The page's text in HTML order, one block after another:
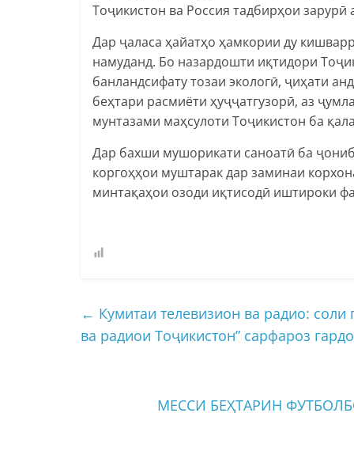
Тоҷикистон ва Россия тадбирҳои зарурӣ
Дар ҷаласа ҳайатҳо ҳамкории ду
намуданд. Бо назардошти иқтидори
банландсифату тозаи экологӣ, ҷиҳати
беҳтари расмиёти ҳуҷҷатгузорӣ, аз
мунтазами маҳсулоти Тоҷикистон ба
Дар бахши мушорикати саноатӣ ба
коргоҳҳои муштарак дар заминаи
минтақаҳои озоди иқтисодӣ иштироки
← Кумитаи телевизион ва радио:
ва радиои Тоҷикистон” сарфароз
МЕССИ БЕҲТАРИН